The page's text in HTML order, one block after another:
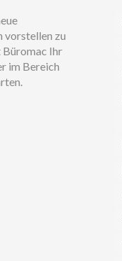
zu
Büromac Ihr
im Bereich